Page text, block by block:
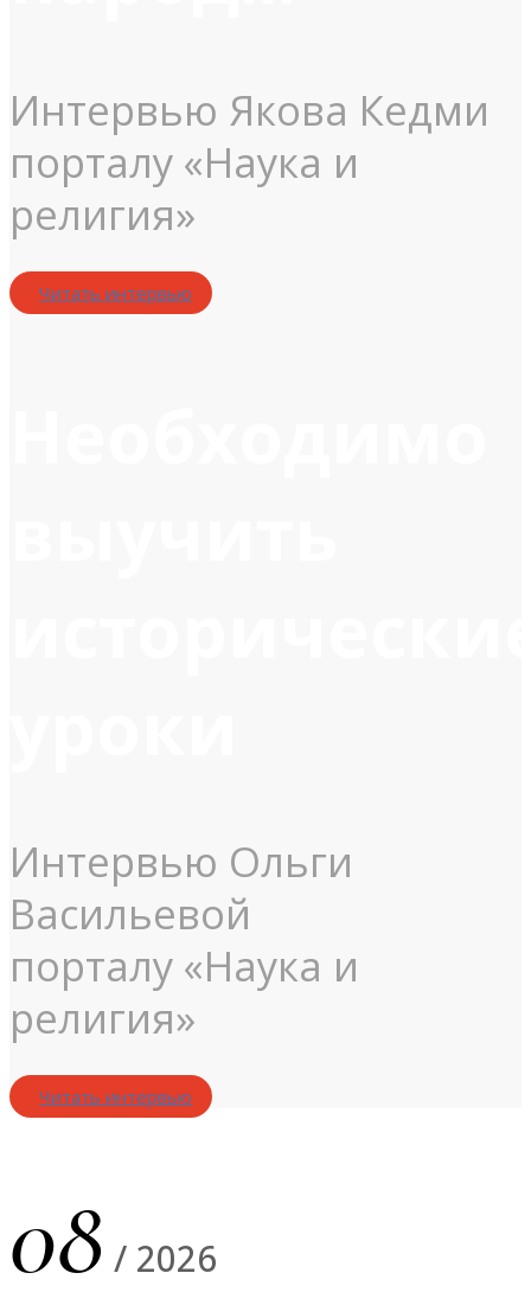
Интервью Якова Кедми
порталу «Наука и
религия»
Читать интервью
Интервью Ольги
Васильевой
порталу «Наука и
религия»
Читать интервью
08 / 2026